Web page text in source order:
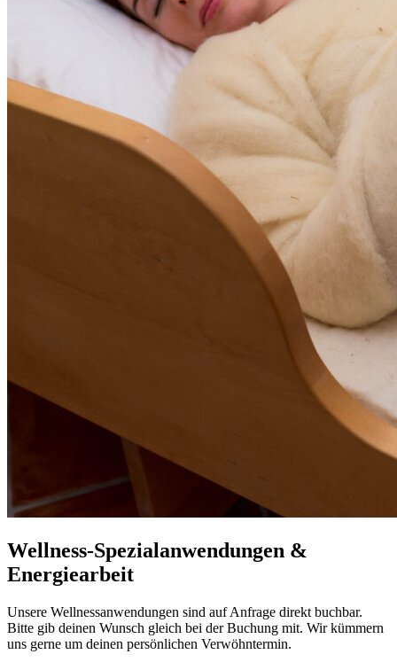
Wellness-Spezialanwendungen &
Energiearbeit
Unsere Wellnessanwendungen sind auf Anfrage direkt buchbar.
Bitte gib deinen Wunsch gleich bei der Buchung mit. Wir kümmern
uns gerne um deinen persönlichen Verwöhntermin.